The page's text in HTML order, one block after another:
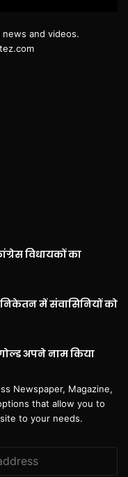
and videos.
विधायकों का
निकेतन में संवासिनियों को
अपने नाम किया
Newspaper, Magazine,
that allow you to
to your needs.